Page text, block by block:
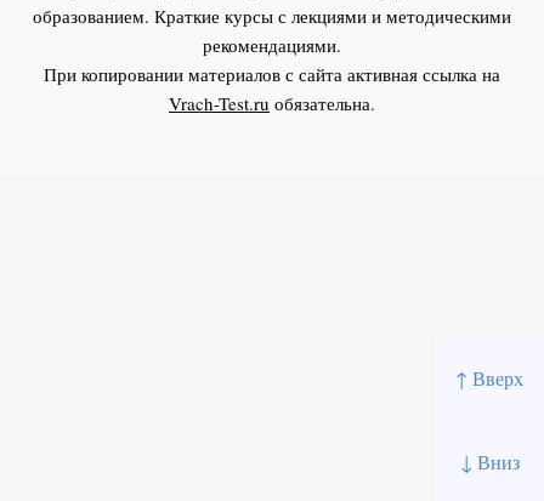
↑ Вверх
↓ Вниз
образованием. Краткие курсы с лекциями и методическими
рекомендациями.
При копировании материалов с сайта активная ссылка на
Vrach-Test.ru обязательна.